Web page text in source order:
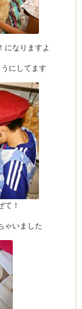
になりますよ
にしてます
て！
ゃいました